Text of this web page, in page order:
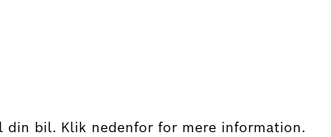
bil. Klik nedenfor for mere information.